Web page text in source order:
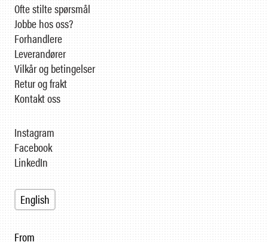
Ofte stilte spørsmål
Jobbe hos oss?
Forhandlere
Leverandører
Vilkår og betingelser
Retur og frakt
Kontakt oss
From
Instagram
Facebook
LinkedIn
English